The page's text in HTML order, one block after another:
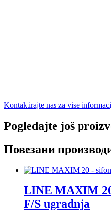
Kontaktirajte nas za vise
Pogledajte još
Повезани
LINE MAXIM
F/S ugradnja